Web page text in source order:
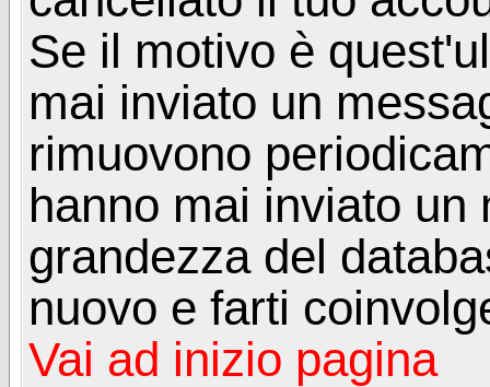
Se il motivo è
mai inviato un
rimuovono
hanno mai inviato
grandezza del
nuovo e farti
Vai ad inizio pagina